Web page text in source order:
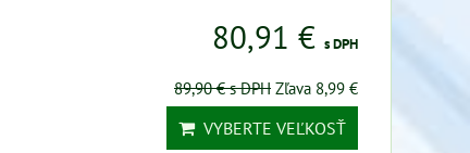
80,91 € s DPH
89,90 €s DPH Zľava 8,99 €
VYBERTE VEĽKOSŤ